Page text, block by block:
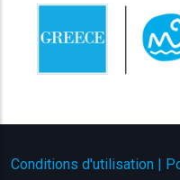
Conditions d'utilisation |